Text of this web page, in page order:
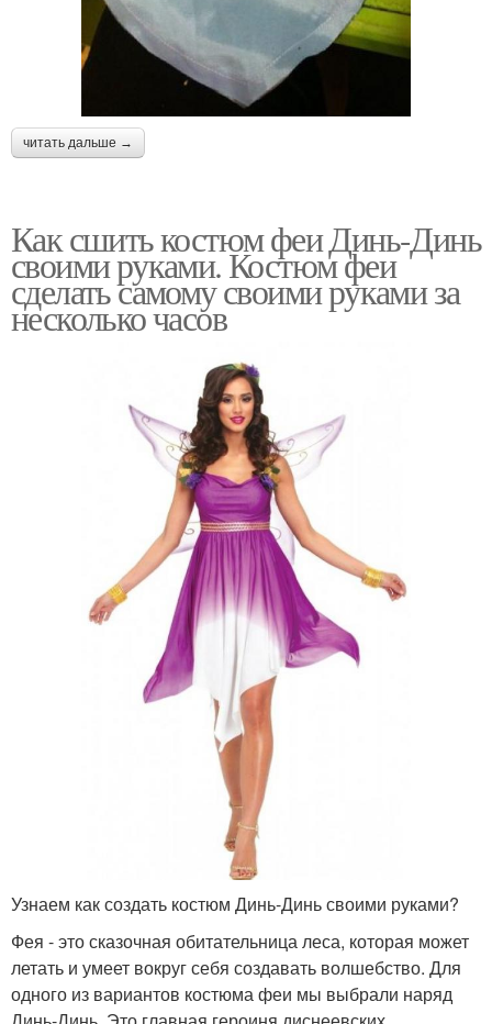
читать дальше →
Как сшить костюм феи Динь-Динь
своими руками. Костюм феи
сделать самому своими руками за
несколько часов
Узнаем как создать костюм Динь-Динь своими руками?
Фея - это сказочная обитательница леса, которая может
летать и умеет вокруг себя создавать волшебство. Для
одного из вариантов костюма феи мы выбрали наряд